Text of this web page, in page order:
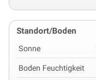
Standort/Boden
Sonne
Boden Feuchtigkeit